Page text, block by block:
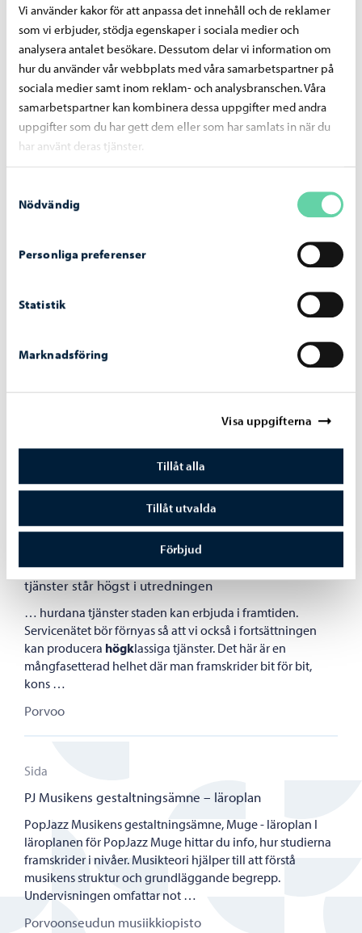
Vi använder kakor för att anpassa det innehåll och de reklamer
som vi erbjuder, stödja egenskaper i sociala medier och
analysera antalet besökare. Dessutom delar vi information om
hur du använder vår webbplats med våra samarbetspartner på
sociala medier samt inom reklam- och analysbranschen. Våra
samarbetspartner kan kombinera dessa uppgifter med andra
uppgifter som du har gett dem eller som har samlats in när du
har använt deras tjänster.
Nödvändig
Personliga preferenser
Statistik
Marknadsföring
Visa uppgifterna
Tillåt alla
Tillåt utvalda
Förbjud
… PlayStation VR virtuell reality glasögon. PlayStation är
fylld med bil spel för den är kopplad till enhögkvalitets
kör stol medhögkvalitets ratt, pedaler och växelspak. Som
skärmar fungerar tv som är utvecklade för …
Porvoo
Kopplingsarbeten på Wittenbergsgatan 12.9.
Porvoon vesi
Nyheter – 09.09.2024
Borgå vatten utför koppling av tomtledningar på
belägna på området var avbrott i vattendistributionen …
Kopplingsarbeten på Wittenbergsgatan 12.9.
Porvoo
Nyheter – 09.09.2024
tenbergsgatan 12.9. kl. 8-16. Vattnet stängs på området
Porvoo
Översyn av Borgå stads servicenät inleds, högklassiga
Översyn av Borgå stads servicenät inleds, högklassiga
tjänster står högst i utredningen
… hurdana tjänster staden kan erbjuda i framtiden.
Servicenätet bör förnyas så att vi också i fortsättningen
kan producera högklassiga tjänster. Det här är en
mångfasetterad helhet där man framskrider bit för bit,
kons …
Porvoo
PJ Musikens gestaltningsämne – läroplan
Porvoonseudun musiikkiopisto
Sida
PJ Musikens gestaltningsämne – läroplan
PopJazz Musikens gestaltningsämne, Muge - läroplan I
läroplanen för PopJazz Muge hittar du info, hur studierna
framskrider i nivåer. Musikteori hjälper till att förstå
musikens struktur och grundläggande begrepp.
Undervisningen omfattar not …
Porvoonseudun musiikkiopisto